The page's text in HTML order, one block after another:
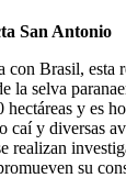
San Antonio
con Brasil, esta
la selva
y es
caí y diversas
realizan
su